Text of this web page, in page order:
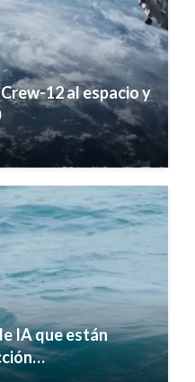
12 al espacio y
IA que están